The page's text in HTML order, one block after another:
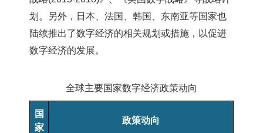
划。另外， 日本 法国 韩国
、东南亚等国家也
陆续推出了数字经济的相关规划或措施，以促进
数字经济的发展。
全球主要国家数字经济政策动向
国
家
政策动向